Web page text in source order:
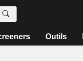
Outils